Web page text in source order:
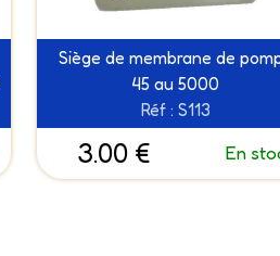
Siège de membrane de
45 au 5000
Réf : S113
3.00 € En